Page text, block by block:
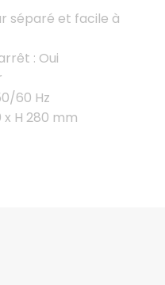
séparé et facile à
: Oui
60 Hz
x H 280 mm